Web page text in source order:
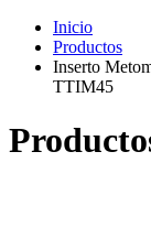
Inicio
Productos
Inserto
TTIM45